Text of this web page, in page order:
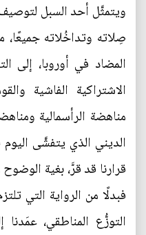
ويتمثَّل أحد السبل
صِلاته وتداخُلاته جميعًا،
المضاد في أوروبا، إلى
الاشتراكية الفاشية
مناهضة الرأسمالية
قرارنا قد قرَّ، بغية
فبدلًا من الرواية التي
التوزُّع المناطقي،